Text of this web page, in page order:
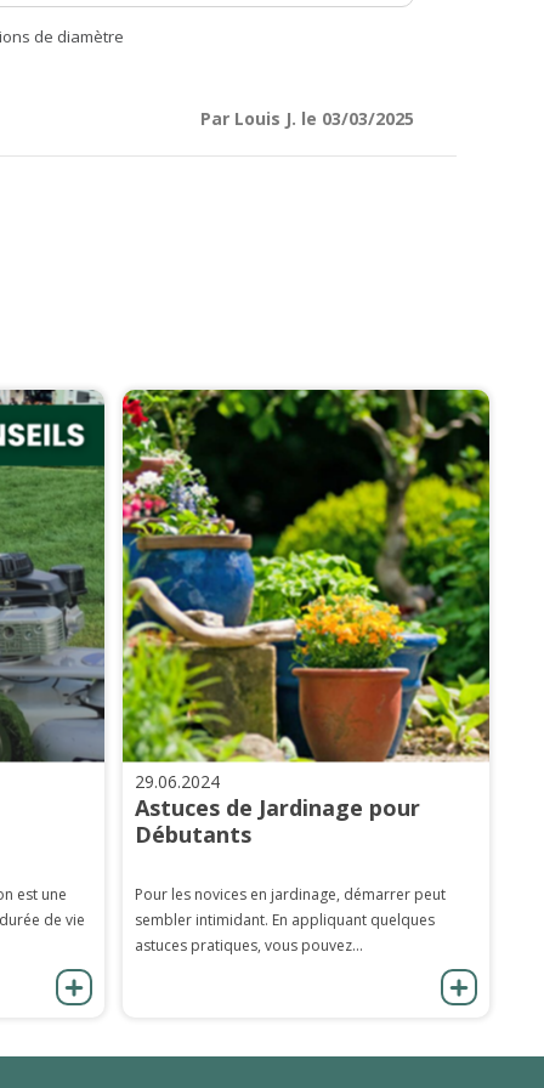
de diamètre
Par Louis J. le 03/03/2025
est une
de vie
29.06.2024
Astuces de Jardinage pour
Débutants
Pour les novices en jardinage, démarrer peut
sembler intimidant. En appliquant quelques
astuces pratiques, vous pouvez...